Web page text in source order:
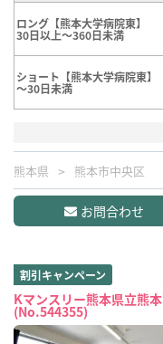
ロング【熊本大学病院東】
30日以上～360日未満
ショート【熊本大学病院東】
～30日未満
熊本県 熊本市中央区
お問合わせ
割引キャンペーン
Kマンスリー熊本県立熊
(No.544355)